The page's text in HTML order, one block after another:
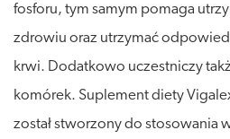
fosforu, tym samym pomaga
zdrowiu oraz utrzymać
krwi. Dodatkowo uczestniczy
komórek. Suplement diety
został stworzony do stosowania